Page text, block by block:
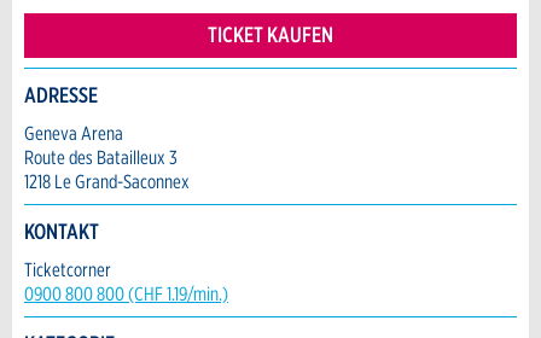
Nachricht
* Eingabe erforderlich
* Eingabe erforderlich
ANZEIGE WEITEREMPFEHLEN
Schliessen
Adresszusatz:
Strasse und Nr. *:
PLZ / Ort *:
TICKET KAUFEN
ADRESSE
Geneva Arena
Route des Batailleux 3
1218 Le Grand-Saconnex
KONTAKT
Ticketcorner
0900 800 800 (CHF 1.19/min.)